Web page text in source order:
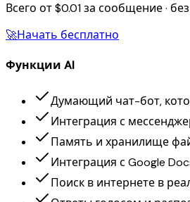
Всего от $0.01 за сообщение ·
🚀Начать бесплатно
Функции AI
Думающий чат-бот,
Интеграция с
Память и хранилище
Интеграция с Google
Поиск в интернете в